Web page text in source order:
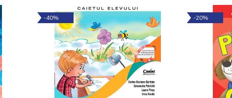
Dorinte
Dorinte
-40% -20%